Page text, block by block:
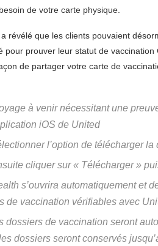
de votre carte physique.
révélé que les clients pouvaient
pour prouver leur statut de
de partager votre carte de
à venir nécessitant une
iOS de United
l’option de télécharger
cliquer sur « Télécharger »
s’ouvrira automatiquement et
de vaccination vérifiables avec
dossiers de vaccination seront
dossiers seront conservés